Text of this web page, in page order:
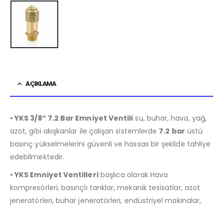
AÇIKLAMA
• YKS 3/8” 7.2 Bar Emniyet Ventili su, buhar, hava, yağ,
azot, gibi akışkanlar ile çalışan sistemlerde 7.2 bar üstü
basınç yükselmelerini güvenli ve hassas bir şekilde tahliye
edebilmektedir.
• YKS Emniyet Ventilleribaşlıca olarak Hava
kompresörleri, basınçlı tanklar, mekanik tesisatlar, azot
jeneratörleri, buhar jeneratörleri, endüstriyel makinalar,